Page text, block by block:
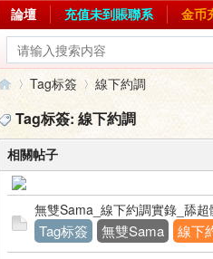
論壇 充值未到賬聯系 金币
女›
Tag标簽 線下約調
Tag标簽: 線下約調
相關帖子
無雙Sama_線下約調實錄_舔
Tag标簽 無雙Sama 線下